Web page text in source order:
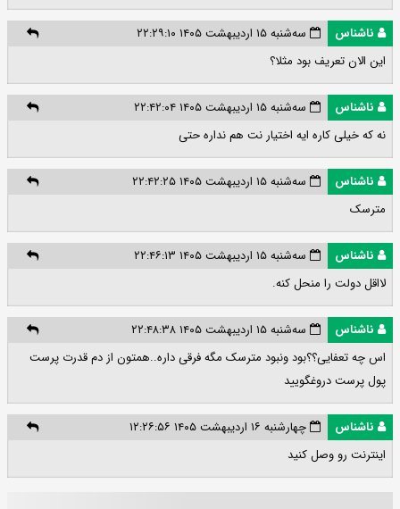
ناشناس
سه‌شنبه ۱۵ اردیبهشت ۱۴۰۵ ۲۲:۲۹:۱۰
این الان تعریف بود مثلا؟
ناشناس
سه‌شنبه ۱۵ اردیبهشت ۱۴۰۵ ۲۲:۴۲:۰۴
نه که خیلی کاره ایه اختیار نت هم نداره حتی
ناشناس
سه‌شنبه ۱۵ اردیبهشت ۱۴۰۵ ۲۲:۴۲:۲۵
مترسک
ناشناس
سه‌شنبه ۱۵ اردیبهشت ۱۴۰۵ ۲۲:۴۶:۱۳
لااقل دولت را منحل کنه.
ناشناس
سه‌شنبه ۱۵ اردیبهشت ۱۴۰۵ ۲۲:۴۸:۳۸
اس چه تعفایی؟؟بود ونبود مترسک مگه فرقی داره..همتون از دم قدرت پرست
پول پرست دروغگویید
ناشناس
چهارشنبه ۱۶ اردیبهشت ۱۴۰۵ ۱۲:۲۶:۵۶
اینترنت رو وصل کنید